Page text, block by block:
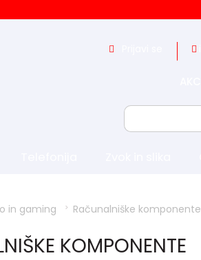
in gaming Računalniške komponente
KOMPONENTE